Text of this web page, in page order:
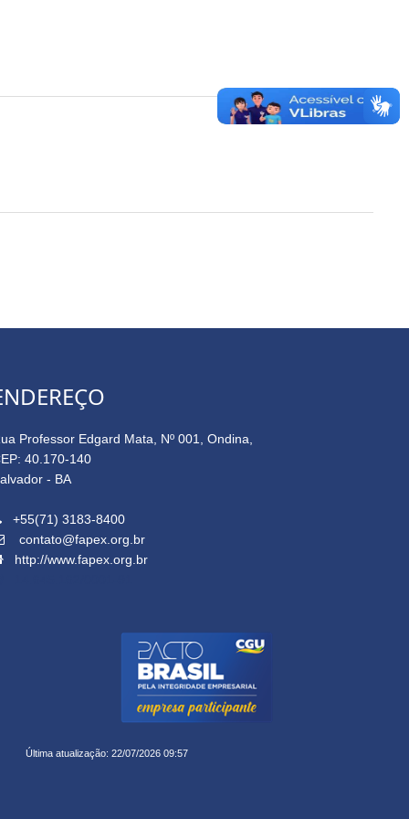
Professor Edgard Mata, Nº 001, Ondina,
40.170-140
- BA
+55(71) 3183-8400
contato@fapex.org.br
http://www.fapex.org.br
Última atualização: 22/07/2026 09:57